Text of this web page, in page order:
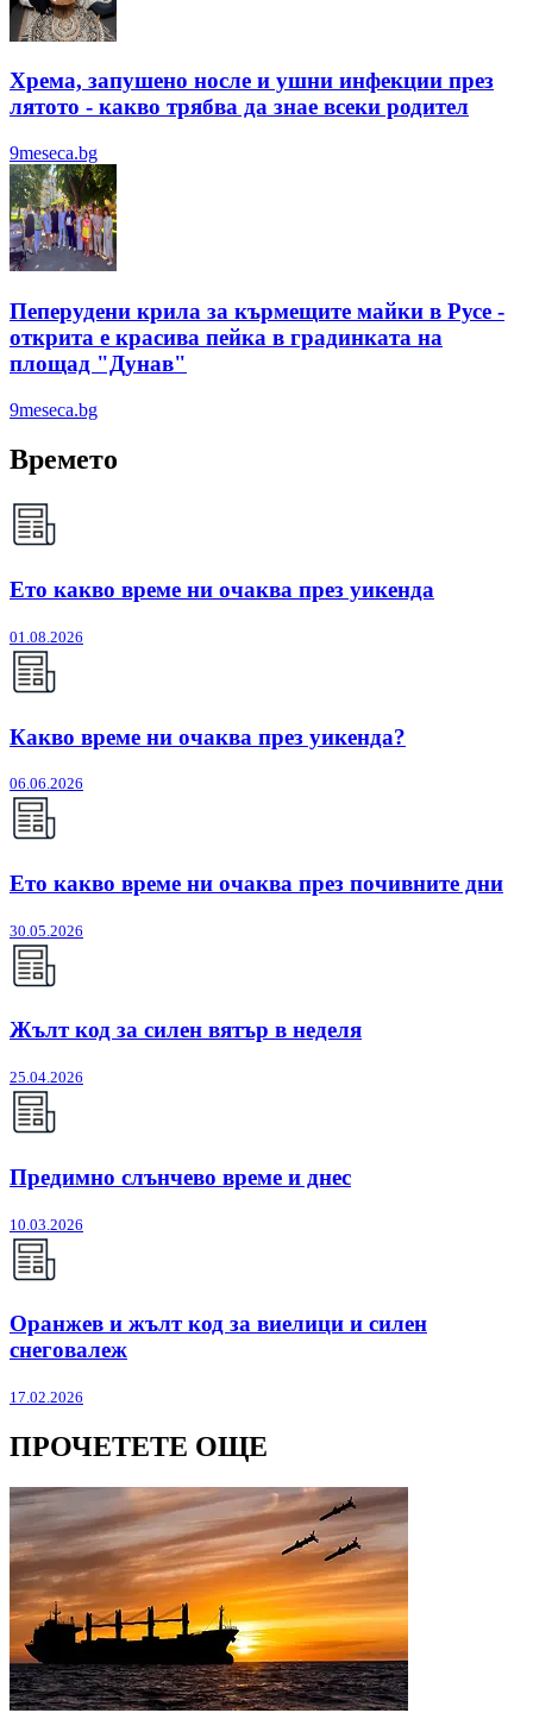
Хрема, запушено носле и ушни инфекции през
лятотo - какво трябва да знае всеки родител
9meseca.bg
Пеперудени крила за кърмещите майки в Русе -
открита е красива пейка в градинката на
площад "Дунав"
9meseca.bg
Времето
Ето какво време ни очаква през уикенда
01.08.2026
Какво време ни очаква през уикенда?
06.06.2026
Ето какво време ни очаква през почивните дни
30.05.2026
Жълт код за силен вятър в неделя
25.04.2026
Предимно слънчево време и днес
10.03.2026
Оранжев и жълт код за виелици и силен
снеговалеж
17.02.2026
ПРОЧЕТЕТЕ ОЩЕ